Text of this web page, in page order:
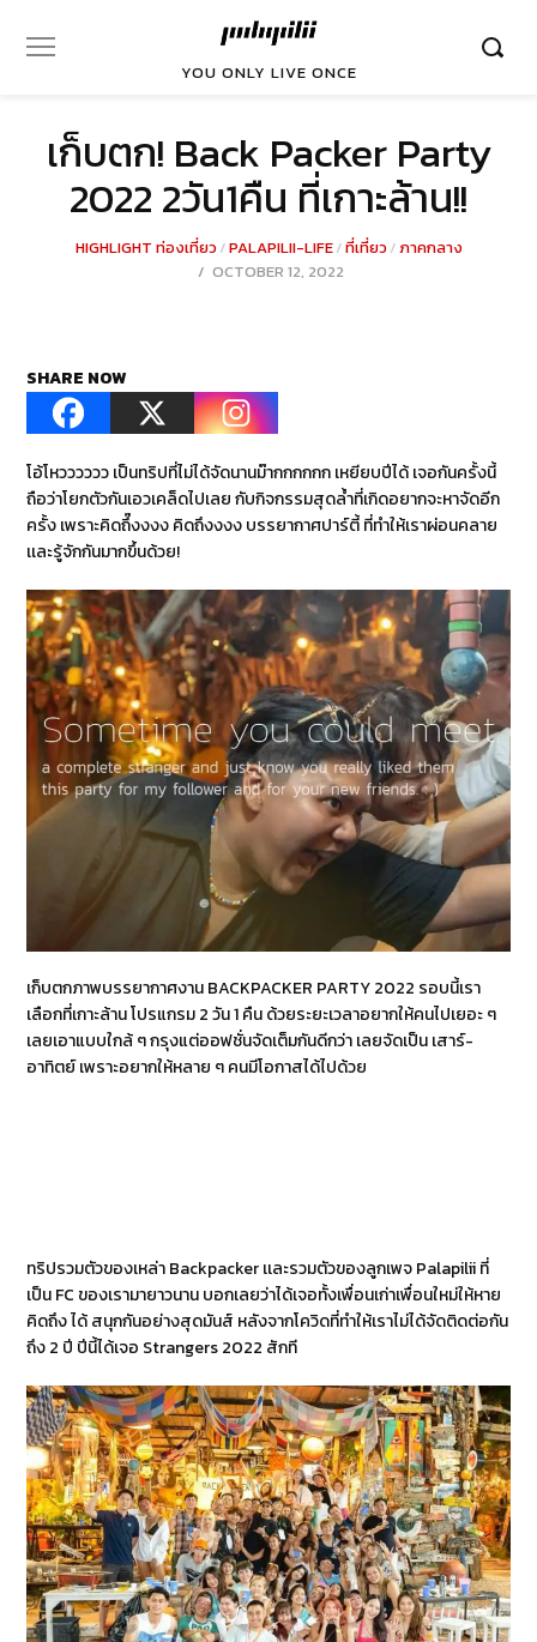
YOU ONLY LIVE ONCE
เก็บตก! Back Packer Party
2022 2วัน1คืน ที่เกาะล้าน!!
HIGHLIGHT ท่องเที่ยว /PALAPILII-LIFE/ที่เที่ยว /ภาคกลาง
POSTED
OCTOBER 12, 2022
SHARE NOW
โอ้โหวววววว เป็นทริปที่ไม่ได้จัดนานม๊ากกกกกก เหยียบปีได้ เจอกันครั้งนี้
ถือว่าโยกตัวกันเอวเคล็ดไปเลย กับกิจกรรมสุดล้ำที่เกิดอยากจะหาจัดอีก
ครั้ง เพราะคิดถึ๊งงงง คิดถึงงงง บรรยากาศปาร์ตี้ ที่ทำให้เราผ่อนคลาย
เเละรู้จักกันมากขึ้นด้วย!
เก็บตกภาพบรรยากาศงาน BACKPACKER PARTY 2022 รอบนี้เรา
เลือกที่เกาะล้าน โปรแกรม 2 วัน 1 คืน ด้วยระยะเวลาอยากให้คนไปเยอะ ๆ
เลยเอาแบบใกล้ ๆ กรุงแต่ออฟชั่นจัดเต็มกันดีกว่า เลยจัดเป็น เสาร์-
อาทิตย์ เพราะอยากให้หลาย ๆ คนมีโอกาสได้ไปด้วย
ทริปรวมตัวของเหล่า Backpacker เเละรวมตัวของลูกเพจ Palapilii ที่
เป็น FC ของเรามายาวนาน บอกเลยว่าได้เจอทั้งเพื่อนเก่าเพื่อนใหม่ให้หาย
คิดถึง ได้ สนุกกันอย่างสุดมันส์ หลังจากโควิดที่ทำให้เราไม่ได้จัดติดต่อกัน
ถึง 2 ปี ปีนี้ได้เจอ Strangers 2022 สักที